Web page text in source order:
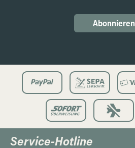
Abonnieren
Service-Hotline